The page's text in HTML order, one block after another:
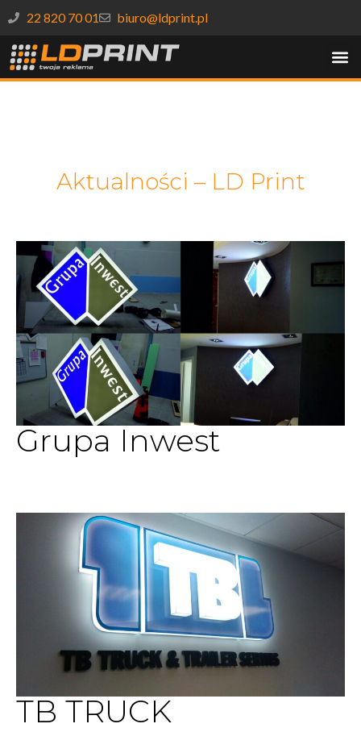
22 820 70 01 biuro@ldprint.pl
Aktualności – LD Print
Grupa Inwest
TB TRUCK